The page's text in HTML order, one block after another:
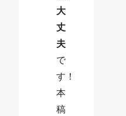
大
丈
夫
で
す！
本
稿